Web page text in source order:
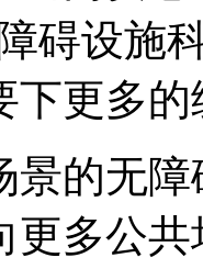
碍设施
更多的
的无障
更多公